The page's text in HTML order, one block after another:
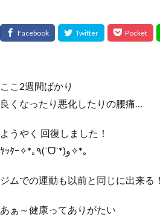
ここ2週間ばかり
良くなったり悪化したりの腰痛…
ようやく 回復しました！
ﾔｯﾀｰ✧*｡٩(ˊᗜˋ*)و✧*｡
ジムでの運動も以前と同じに出来る！
あぁ～健康ってありがたい